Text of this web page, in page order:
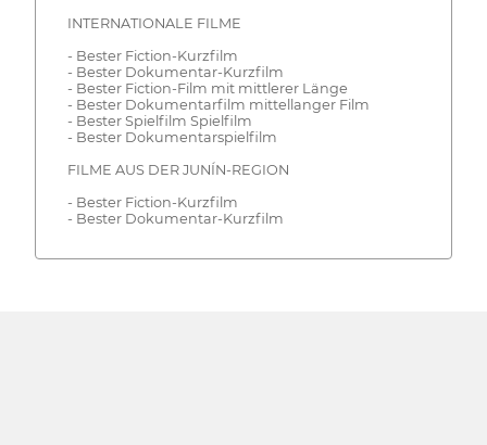
INTERNATIONALE FILME
- Bester Fiction-Kurzfilm
- Bester Dokumentar-Kurzfilm
- Bester Fiction-Film mit mittlerer Länge
- Bester Dokumentarfilm mittellanger Film
- Bester Spielfilm Spielfilm
- Bester Dokumentarspielfilm
FILME AUS DER JUNÍN-REGION
- Bester Fiction-Kurzfilm
- Bester Dokumentar-Kurzfilm